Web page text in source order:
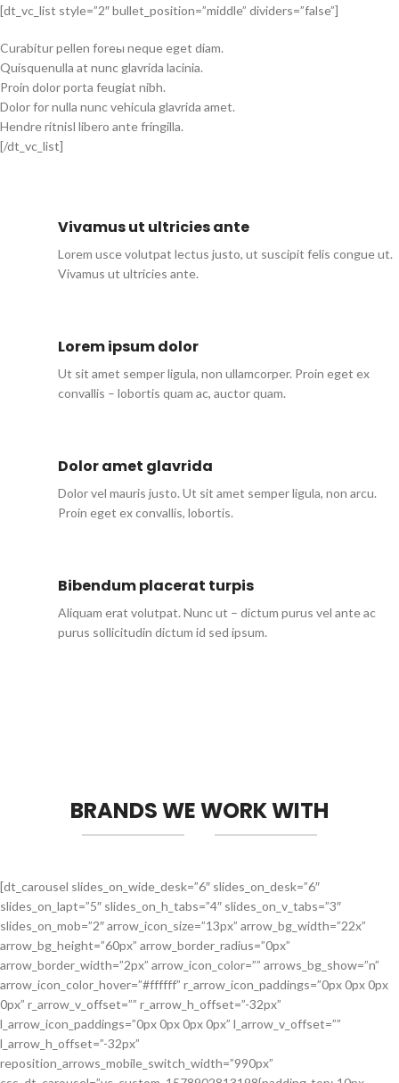
[dt_vc_list style=”2″ bullet_position=”middle” dividers=”false”]
Curabitur pellen foreы neque eget diam.
Quisquenulla at nunc glavrida lacinia.
Proin dolor porta feugiat nibh.
Dolor for nulla nunc vehicula glavrida amet.
Hendre ritnisl libero ante fringilla.
[/dt_vc_list]
Vivamus ut ultricies ante
Lorem usce volutpat lectus justo, ut suscipit felis congue ut.
Vivamus ut ultricies ante.
Lorem ipsum dolor
Ut sit amet semper ligula, non ullamcorper. Proin eget ex
convallis – lobortis quam ac, auctor quam.
Dolor amet glavrida
Dolor vel mauris justo. Ut sit amet semper ligula, non arcu.
Proin eget ex convallis, lobortis.
Bibendum placerat turpis
Aliquam erat volutpat. Nunc ut – dictum purus vel ante ac
purus sollicitudin dictum id sed ipsum.
BRANDS WE WORK WITH
[dt_carousel slides_on_wide_desk=”6″ slides_on_desk=”6″
slides_on_lapt=”5″ slides_on_h_tabs=”4″ slides_on_v_tabs=”3″
slides_on_mob=”2″ arrow_icon_size=”13px” arrow_bg_width=”22x”
arrow_bg_height=”60px” arrow_border_radius=”0px”
arrow_border_width=”2px” arrow_icon_color=”” arrows_bg_show=”n”
arrow_icon_color_hover=”#ffffff” r_arrow_icon_paddings=”0px 0px 0px
0px” r_arrow_v_offset=”” r_arrow_h_offset=”-32px”
l_arrow_icon_paddings=”0px 0px 0px 0px” l_arrow_v_offset=””
l_arrow_h_offset=”-32px”
reposition_arrows_mobile_switch_width=”990px”